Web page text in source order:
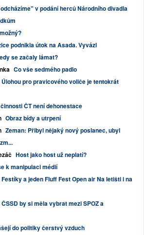
v podání herců Národního divadla
podnikla útok na Asada. Vyvázl
se začaly lámat?
Co vše sedmého padlo
Úlohou pro pravicového voliče je tentokrát
ČT není dehonestace
Obraz bídy a utrpení
Zeman: Přibyl nějaký nový poslanec, ubyl
Host jako host už neplatí?
k manipulaci médií
Festíky a jeden Fluff Fest Open air Na letišti i na
ČSSD by si měla vybrat mezi SPOZ a
do politiky čerstvý vzduch